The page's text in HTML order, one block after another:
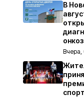
В
Вчера,